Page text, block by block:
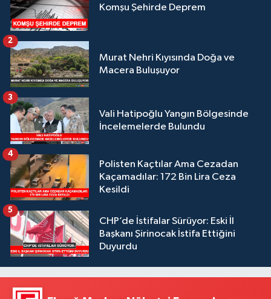
Komşu Şehirde Deprem
Murat Nehri Kıyısında Doğa ve
Macera Buluşuyor
2
Vali Hatipoğlu Yangın Bölgesinde
İncelemelerde Bulundu
3
Polisten Kaçtılar Ama Cezadan
Kaçamadılar: 172 Bin Lira Ceza
Kesildi
4
CHP’de İstifalar Sürüyor: Eski İl
Başkanı Şirinocak İstifa Ettiğini
Duyurdu
5